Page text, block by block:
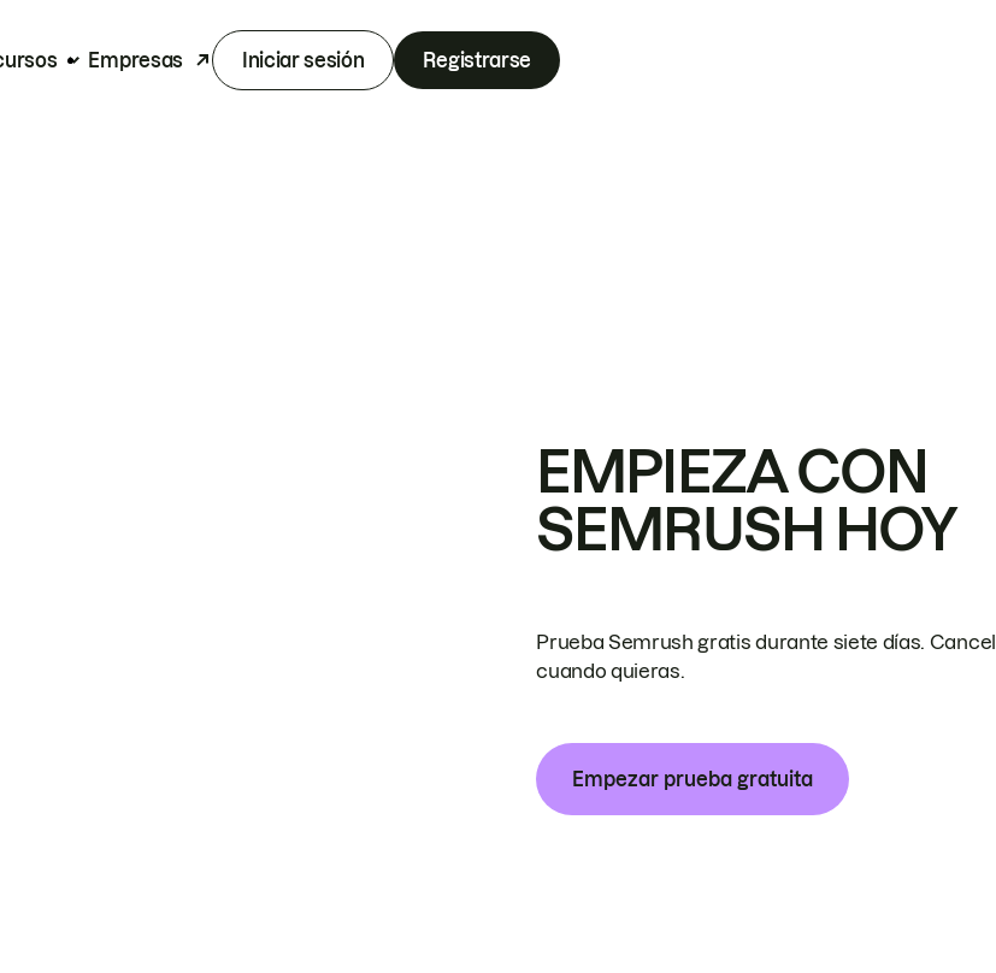
Empresas Iniciar sesión Registrarse
EMPIEZA CON
SEMRUSH HOY
Prueba Semrush gratis durante siete días.
cuando quieras.
Empezar prueba gratuita